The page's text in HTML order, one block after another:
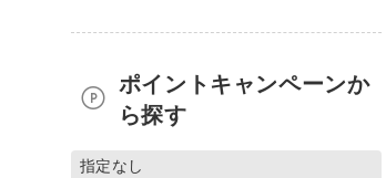
ポイントキャンペーンか
ら探す
指定なし